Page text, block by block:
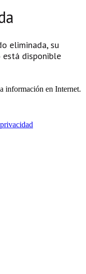
eliminada, su
está disponible
información en Internet.